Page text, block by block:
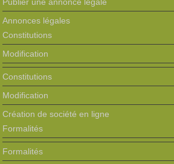
Annonces légales
Constitutions
Modification
Constitutions
Modification
Création de société en ligne
Formalités
Formalités